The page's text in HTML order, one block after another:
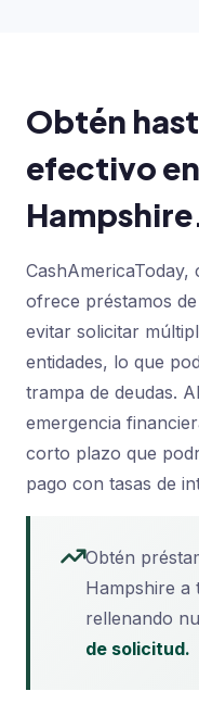
Obtén
efectivo
ofrece préstamos
evitar solicitar
entidades, lo que
trampa de deudas.
emergencia
corto plazo que
pago con tasas de
Obtén
Hampshire a
rellenando
de solicitud.